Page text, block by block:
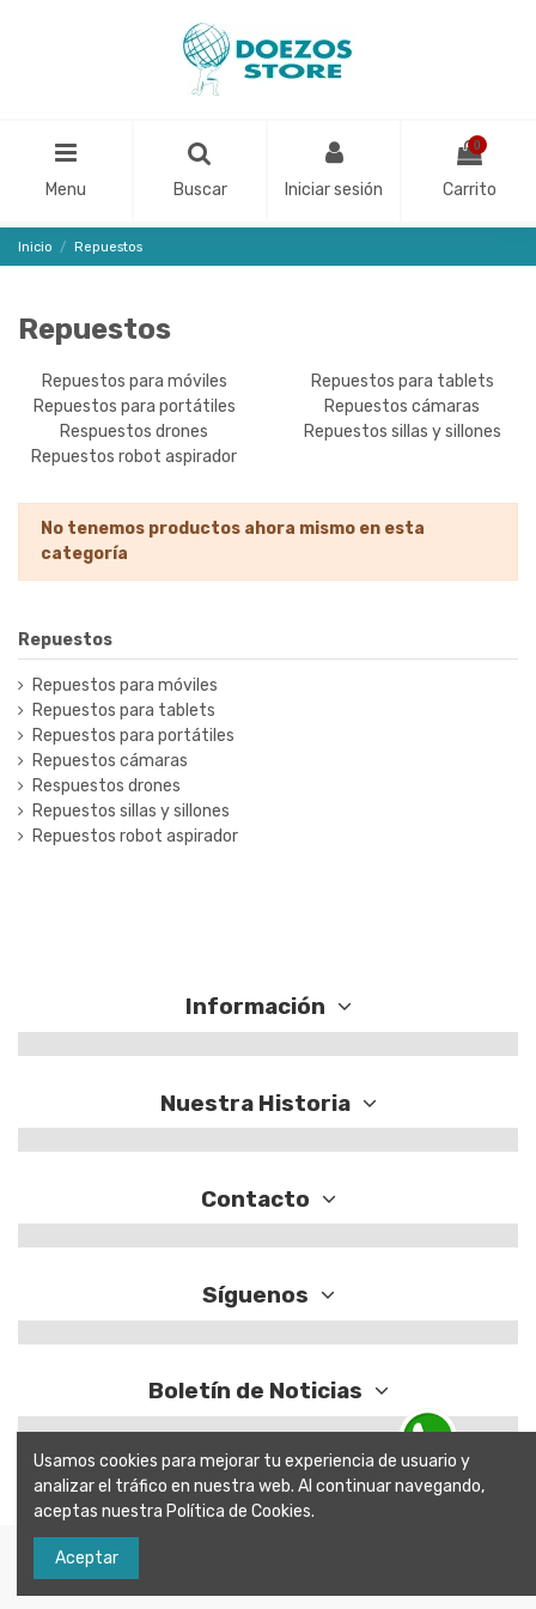
Menu Buscar Iniciar sesión
0
Carrito
Inicio Repuestos
Repuestos
Repuestos para móviles
Repuestos para tablets
Repuestos para portátiles
Repuestos cámaras
Respuestos drones
Repuestos sillas y sillones
Repuestos robot aspirador
No tenemos productos ahora mismo en esta
categoría
Repuestos
Repuestos para móviles
Repuestos para tablets
Repuestos para portátiles
Repuestos cámaras
Respuestos drones
Repuestos sillas y sillones
Repuestos robot aspirador
Información
Nuestra Historia
Contacto
Contactanos por WhatsApp
Síguenos
Boletín de Noticias
Usamos cookies para mejorar tu experiencia de usuario y
analizar el tráfico en nuestra web. Al continuar navegando,
aceptas nuestra Política de Cookies.
Aceptar